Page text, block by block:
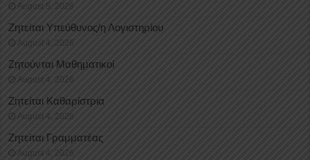
August 5, 2026
Ζητείται Υπεύθυνος/η Λογιστηρίου
August 4, 2026
Ζητούνται Μαθηματικοί
August 4, 2026
Ζητείται Καθαρίστρια
August 4, 2026
Ζητείται Γραμματέας
August 4, 2026